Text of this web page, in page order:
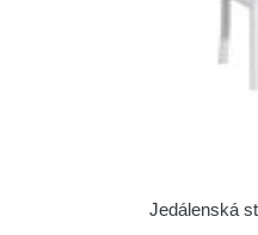
Jedálenská